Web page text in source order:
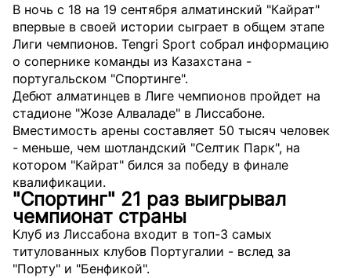
В ночь с 18 на 19 сентября алматинский "Кайрат"
впервые в своей истории сыграет в общем этапе
Лиги чемпионов. Tengri Sport собрал информацию
о сопернике команды из Казахстана -
португальском "Спортинге".
Дебют алматинцев в Лиге чемпионов пройдет на
стадионе "Жозе Алваладе" в Лиссабоне.
Вместимость арены составляет 50 тысяч человек
- меньше, чем шотландский "Селтик Парк", на
котором "Кайрат" бился за победу в финале
квалификации.
"Спортинг" 21 раз выигрывал
чемпионат страны
Клуб из Лиссабона входит в топ-3 самых
титулованных клубов Португалии - вслед за
"Порту" и "Бенфикой".